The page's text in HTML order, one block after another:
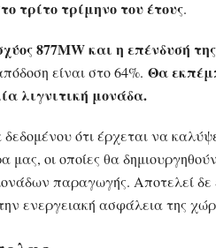
τρίτο τρίμηνο του έτους.
877MW και η επένδυσή της
είναι στο 64%. Θα
λιγνιτική μονάδα.
ότι έρχεται να
μας, οι οποίες θα δημιουργηθούν
παραγωγής. Αποτελεί δε
ενεργειακή ασφάλεια της